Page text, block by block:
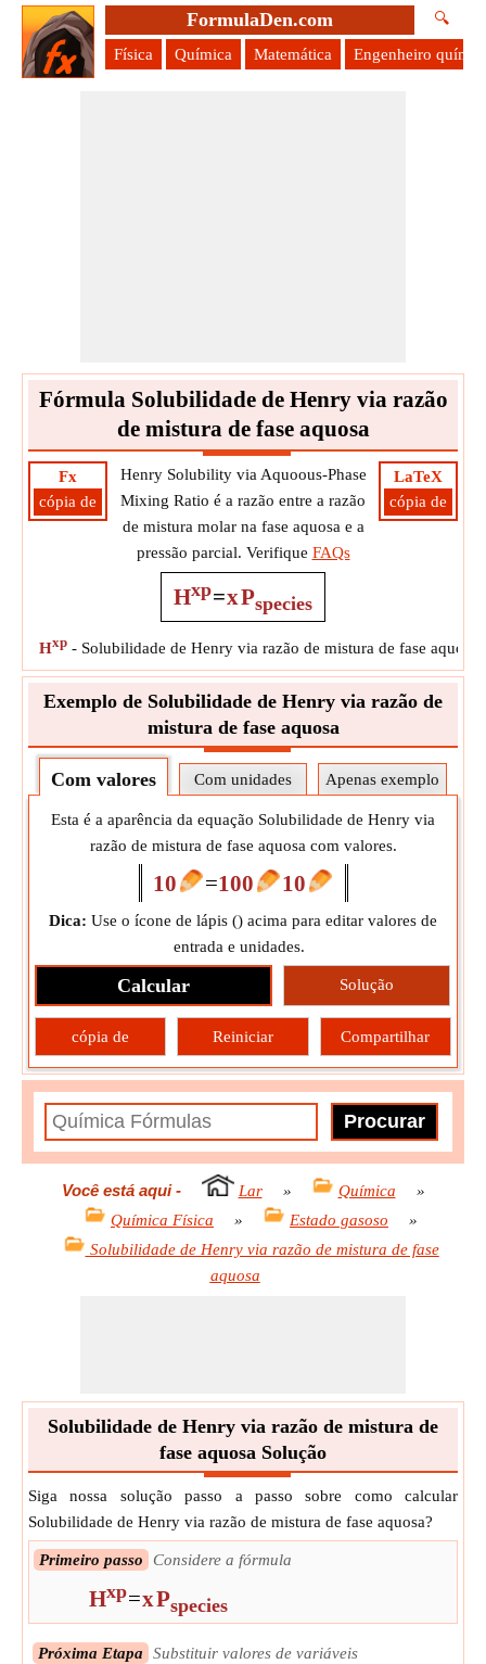
FormulaDen.com 🔍
Física Química Matemática Engenheiro
Fórmula Solubilidade de Henry via razão
de mistura de fase aquosa
Fx
cópia de
LaTeX
cópia de
Henry Solubility via Aquoous-Phase
Mixing Ratio é a razão entre a razão
de mistura molar na fase aquosa e a
pressão parcial. Verifique FAQs
Hxp=xPspecies
Hxp - Solubilidade de Henry via razão de mistura de fase aquosa
Exemplo de Solubilidade de Henry via razão de
mistura de fase aquosa
Com valores Com unidades Apenas exemplo
Esta é a aparência da equação Solubilidade de Henry via
razão de mistura de fase aquosa com valores.
10 =100 10
Dica: Use o ícone de lápis () acima para editar valores de
entrada e unidades.
Calcular Solução
cópia de Reiniciar Compartilhar
Você está aqui- Lar » Química
»
Química Física
» Estado gasoso
»
Solubilidade de Henry via razão de mistura de fase
aquosa
Solubilidade de Henry via razão de mistura de
fase aquosa Solução
Siga nossa solução passo a passo sobre como calcular
Solubilidade de Henry via razão de mistura de fase aquosa?
Primeiro passo Considere a fórmula
Hxp=xPspecies
Próxima Etapa Substituir valores de variáveis